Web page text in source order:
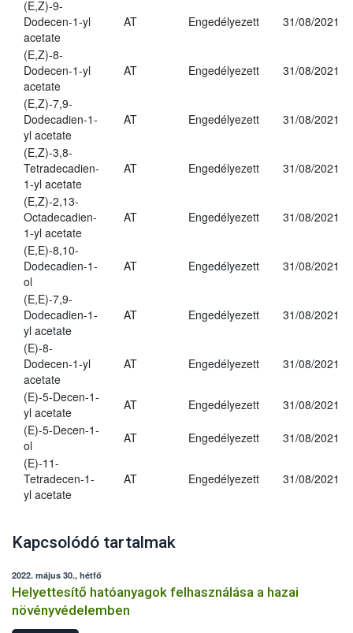
(E,Z)-9-
Dodecen-1-yl
acetate
AT Engedélyezett 31/08/2021
(E,Z)-8-
Dodecen-1-yl
acetate
AT Engedélyezett 31/08/2021
(E,Z)-7,9-
Dodecadien-1-
yl acetate
AT Engedélyezett 31/08/2021
(E,Z)-3,8-
Tetradecadien-
1-yl acetate
AT Engedélyezett 31/08/2021
(E,Z)-2,13-
Octadecadien-
1-yl acetate
AT Engedélyezett 31/08/2021
(E,E)-8,10-
Dodecadien-1-
ol
AT Engedélyezett 31/08/2021
(E,E)-7,9-
Dodecadien-1-
yl acetate
AT Engedélyezett 31/08/2021
(E)-8-
Dodecen-1-yl
acetate
AT Engedélyezett 31/08/2021
(E)-5-Decen-1-
yl acetate
AT Engedélyezett
31/08/2021
(E)-5-Decen-1-
ol
AT Engedélyezett
31/08/2021
(E)-11-
Tetradecen-1-
yl acetate
AT Engedélyezett 31/08/2021
Kapcsolódó tartalmak
2022. május 30., hétfő
Helyettesítő hatóanyagok felhasználása a hazai
növényvédelemben